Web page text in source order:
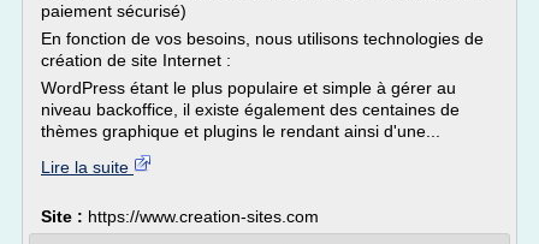
paiement sécurisé)
En fonction de vos besoins, nous utilisons technologies de
création de site Internet :
WordPress étant le plus populaire et simple à gérer au
niveau backoffice, il existe également des centaines de
thèmes graphique et plugins le rendant ainsi d'une...
Lire la suite
Site : https://www.creation-sites.com